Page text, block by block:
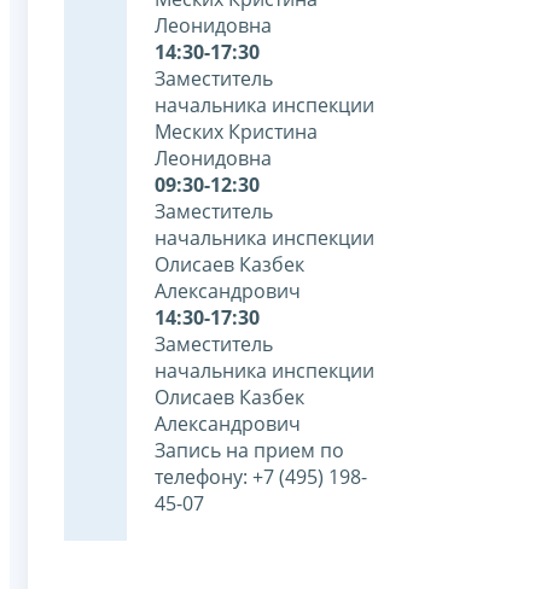
Леонидовна
14:30-17:30
Заместитель
начальника инспекции
Меских Кристина
Леонидовна
09:30-12:30
Заместитель
начальника инспекции
Олисаев Казбек
Александрович
14:30-17:30
Заместитель
начальника инспекции
Олисаев Казбек
Александрович
Запись на прием по
телефону: +7 (495) 198-
45-07